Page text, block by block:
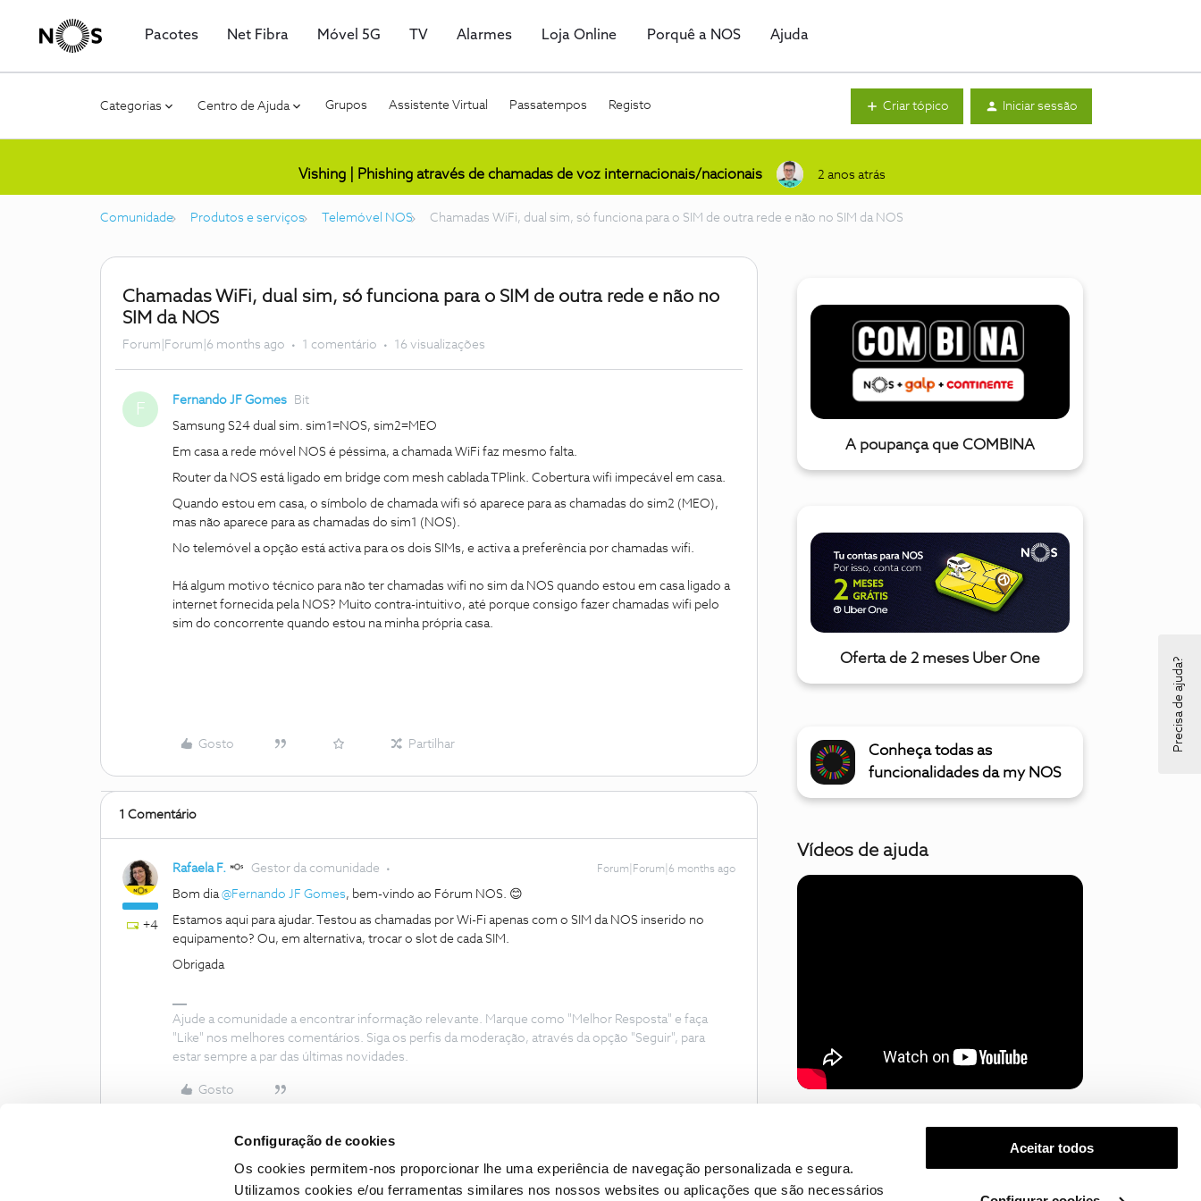
Configuração de cookies
Os cookies permitem-nos proporcionar lhe uma experiência de navegação personalizada e segura.
Utilizamos cookies e/ou ferramentas similares nos nossos websites ou aplicações que são necessários
Aceitar todos
Pacotes Net Fibra Móvel 5G TV Alarmes Loja Online Porquê a NOS Ajuda
Categorias Centro de Ajuda Grupos Assistente Virtual Passatempos Registo Criar tópico Iniciar sessão
Vishing | Phishing através de chamadas de voz internacionais/nacionais 2 anos atrás
Comunidade Produtos e serviços Telemóvel NOS Chamadas WiFi, dual sim, só funciona para o SIM de outra rede e não no SIM da NOS
Chamadas WiFi, dual sim, só funciona para o SIM de outra rede e não no
SIM da NOS
Forum|Forum|6 months ago 1 comentário 16 visualizações
F Fernando JF Gomes Bit
Samsung S24 dual sim. sim1=NOS, sim2=MEO
Em casa a rede móvel NOS é péssima, a chamada WiFi faz mesmo falta.
Router da NOS está ligado em bridge com mesh cablada TPlink. Cobertura wifi impecável em casa.
Quando estou em casa, o símbolo de chamada wifi só aparece para as chamadas do sim2 (MEO),
mas não aparece para as chamadas do sim1 (NOS).
No telemóvel a opção está activa para os dois SIMs, e activa a preferência por chamadas wifi.
Há algum motivo técnico para não ter chamadas wifi no sim da NOS quando estou em casa ligado a
internet fornecida pela NOS? Muito contra-intuitivo, até porque consigo fazer chamadas wifi pelo
sim do concorrente quando estou na minha própria casa.
Gosto Partilhar
1 Comentário
+4
Rafaela F. Gestor da comunidade Forum|Forum|6 months ago
Bom dia ​@Fernando JF Gomes, bem-vindo ao Fórum NOS. 😊
Estamos aqui para ajudar. Testou as chamadas por Wi-Fi apenas com o SIM da NOS inserido no
equipamento? Ou, em alternativa, trocar o slot de cada SIM.
Obrigada
Ajude a comunidade a encontrar informação relevante. Marque como "Melhor Resposta" e faça
"Like" nos melhores comentários. Siga os perfis da moderação, através da opção "Seguir", para
estar sempre a par das últimas novidades.
Gosto
A poupança que COMBINA
Oferta de 2 meses Uber One
Conheça todas as
funcionalidades da my NOS
Vídeos de ajuda
Mostrar mais
Precisa de ajuda?